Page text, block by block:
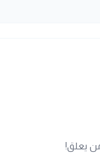
يعلق!